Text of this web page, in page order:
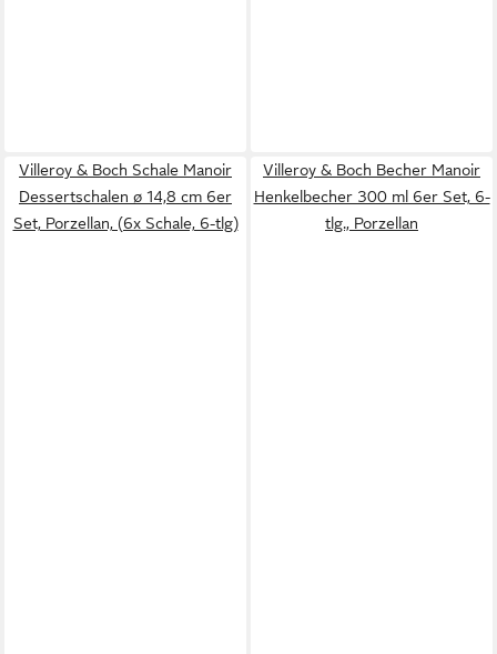
Villeroy & Boch Schale Manoir
Dessertschalen ø 14,8 cm 6er
Set, Porzellan, (6x Schale, 6-tlg)
Villeroy & Boch Becher Manoir
Henkelbecher 300 ml 6er Set, 6-
tlg., Porzellan